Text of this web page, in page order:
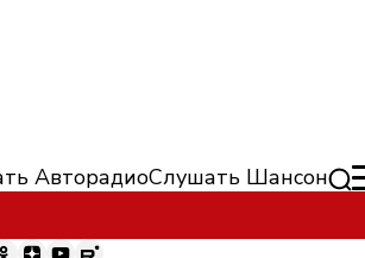
АвторадиоСлушать Шансон